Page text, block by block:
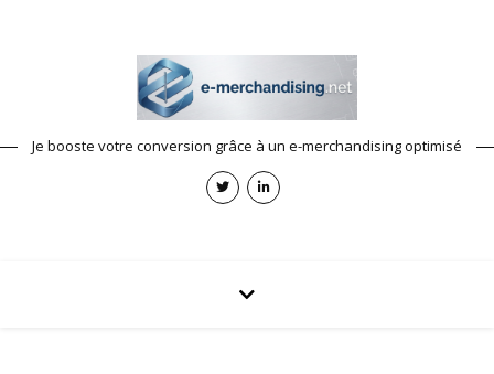
Je booste votre conversion grâce à un e-merchandising optimisé